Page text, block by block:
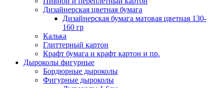
Дизайнерская цветная бумага
Дизайнерская бумага матовая цветная 130-
160 гр
Калька
Глиттерный картон
Крафт бумага и крафт картон и пр.
Дыроколы фигурные
Бордюрные дыроколы
Фигурные дыроколы